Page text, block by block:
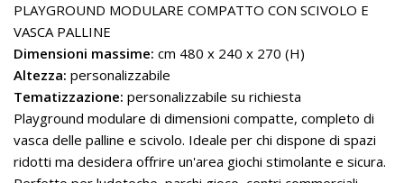
PLAYGROUND MODULARE COMPATTO CON SCIVOLO E
VASCA PALLINE
Dimensioni massime: cm 480 x 240 x 270 (H)
Altezza: personalizzabile
Tematizzazione: personalizzabile su richiesta
Playground modulare di dimensioni compatte, completo di
vasca delle palline e scivolo. Ideale per chi dispone di spazi
ridotti ma desidera offrire un'area giochi stimolante e sicura.